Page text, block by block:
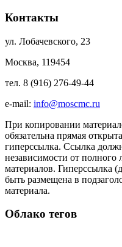
Контакты
ул. Лобачевского, 23
Москва, 119454
тел. 8 (916) 276-49-44
e-mail: info@moscmc.ru
При копировании
обязательна прямая
гиперссылка. Ссылка
независимости от полного
материалов. Гиперссылка
быть размещена в
материала.
Облако тегов